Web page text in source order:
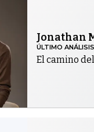
Jonathan
ÚLTIMO ANÁLISIS
El camino